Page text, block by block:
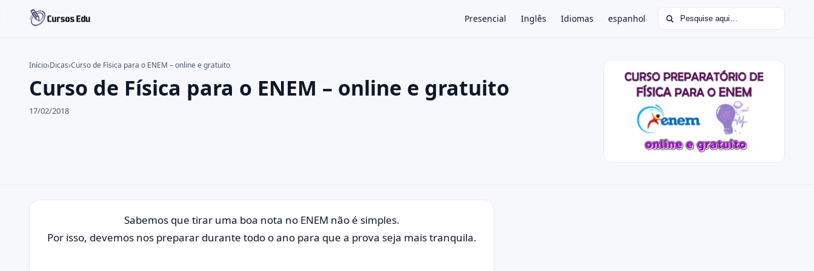
Presencial Inglês Idiomas espanhol Buscar por:
Buscar no site
Início›Dicas›Curso de Física para o ENEM – online e gratuito
Curso de Física para o ENEM – online e gratuito
17/02/2018
Sabemos que tirar uma boa nota no ENEM não é simples.
Por isso, devemos nos preparar durante todo o ano para que a prova seja mais tranquila.